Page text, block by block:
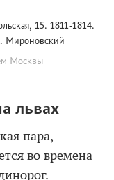
15. 1811-1814.
Мироновский
Москвы
львах
пара,
во времена